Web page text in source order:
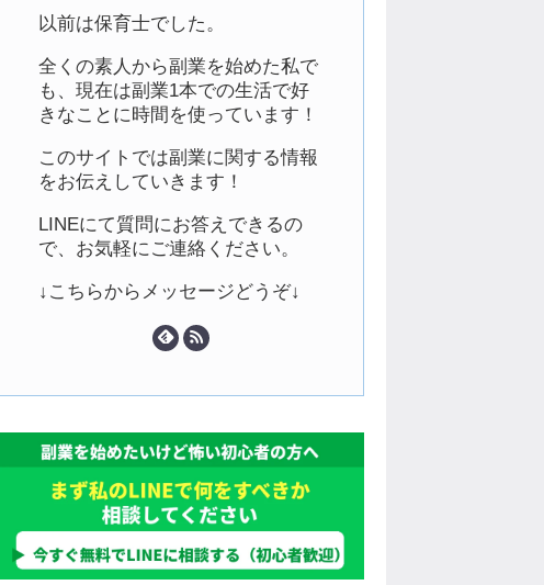
以前は保育士でした。
全くの素人から副業を始めた私で
も、現在は副業1本での生活で好
きなことに時間を使っています！
このサイトでは副業に関する情報
をお伝えしていきます！
LINEにて質問にお答えできるの
で、お気軽にご連絡ください。
↓こちらからメッセージどうぞ↓